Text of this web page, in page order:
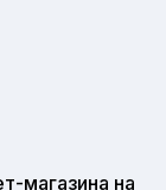
магазина на